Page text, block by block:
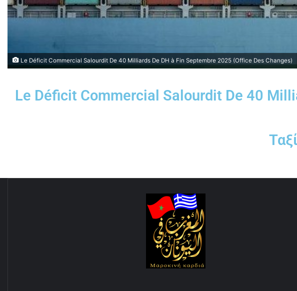
Le Déficit Commercial Salourdit De 40 Milliards De DH à Fin Septembre 2025 (Office Des Changes)
Le Déficit Commercial Salourdit De 40